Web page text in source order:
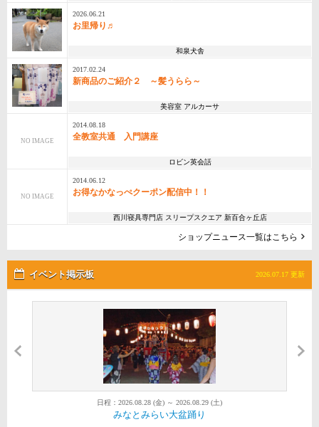
2026.06.21
お里帰り♬
和泉犬舎
2017.02.24
新商品のご紹介２ ～髪うらら～
美容室 アルカーサ
NO IMAGE
2014.08.18
全教室共通 入門講座
ロビン英会話
NO IMAGE
2014.06.12
お得なかなっぺクーポン配信中！！
西川寝具専門店 スリープスクエア 新百合ヶ丘店
ショップニュース一覧はこちら
イベント掲示板 2026.07.17 更新
日程：2026.08.28 (金) ～ 2026.08.29 (土)
みなとみらい大盆踊り
日程：2026.08.01 (土) ～ 2026.08.30 (日)
Red Brick Sunset 2026
日程：2026.08.22 (土) ～ 2026.08.22 (土)
第52回金沢まつり花火大会